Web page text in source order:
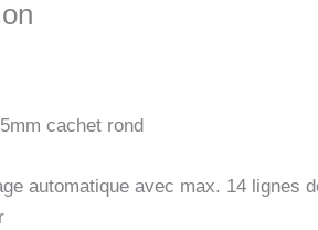
cachet rond
automatique avec max. 14 lignes